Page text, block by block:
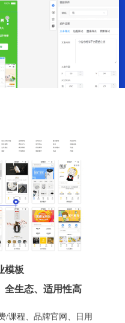
模板
全生态、适用性高
/课程、品牌官网、日用